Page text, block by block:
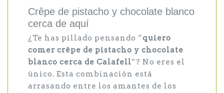
Crêpe de pistacho y chocolate blanco
cerca de aquí
¿Te has pillado pensando “quiero
comer crêpe de pistacho y chocolate
blanco cerca de Calafell”? No eres el
único. Esta combinación está
arrasando entre los amantes de los